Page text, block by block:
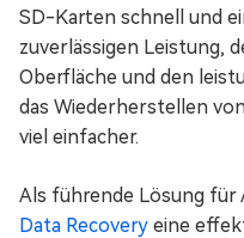
SD-Karten schnell und
zuverlässigen Leistung,
Oberfläche und den
das Wiederherstellen
viel einfacher.
Als führende Lösung
Data Recovery eine